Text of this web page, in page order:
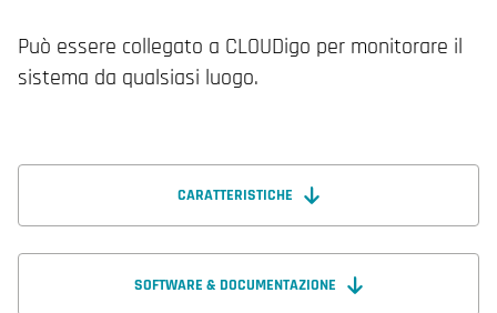
Può essere collegato a CLOUDigo per monitorare il
sistema da qualsiasi luogo.
CARATTERISTICHE
SOFTWARE & DOCUMENTAZIONE